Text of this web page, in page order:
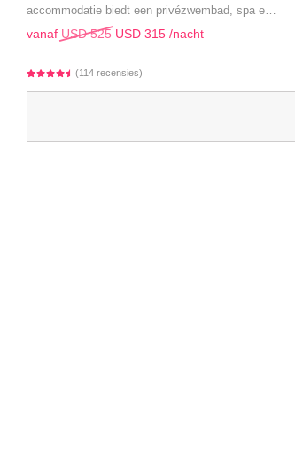
accommodatie biedt een privézwembad, spa en
yogaruimte.
vanaf USD 525 USD 315 /nacht
(114 recensies)